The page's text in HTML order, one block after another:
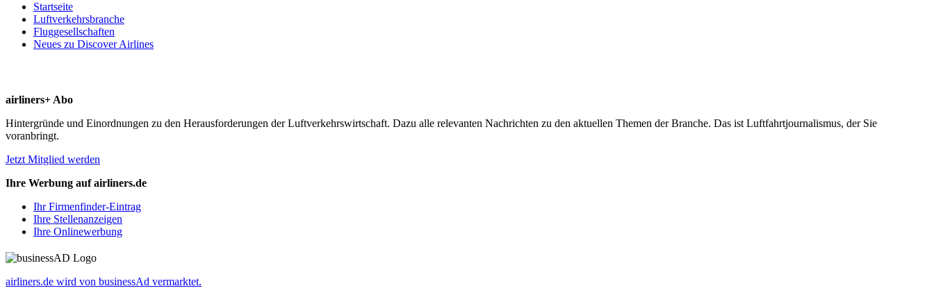
Startseite
Luftverkehrsbranche
Fluggesellschaften
Neues zu Discover Airlines
airliners+ Abo
Hintergründe und Einordnungen zu den Herausforderungen der Luftverkehrswirtschaft. Dazu alle relevanten Nachrichten zu den aktuellen Themen der Branche. Das ist Luftfahrtjournalismus, der Sie
voranbringt.
Jetzt Mitglied werden
Ihre Werbung auf airliners.de
Ihr Firmenfinder-Eintrag
Ihre Stellenanzeigen
Ihre Onlinewerbung
airliners.de wird von businessAd vermarktet.